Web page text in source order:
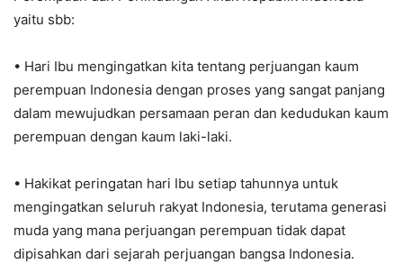
yaitu sbb:
• Hari Ibu mengingatkan kita tentang perjuangan kaum
perempuan Indonesia dengan proses yang sangat panjang
dalam mewujudkan persamaan peran dan kedudukan kaum
perempuan dengan kaum laki-laki.
• Hakikat peringatan hari Ibu setiap tahunnya untuk
mengingatkan seluruh rakyat Indonesia, terutama generasi
muda yang mana perjuangan perempuan tidak dapat
dipisahkan dari sejarah perjuangan bangsa Indonesia.